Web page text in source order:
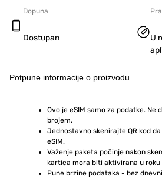
Dopuna
Dostupan
U
Potpune informacije o proizvodu
Ovo je eSIM samo za podatke. Ne
brojem.
Jednostavno skenirajte QR kod
eSIM.
Važenje paketa počinje nakon
kartica mora biti aktivirana u roku
Pune brzine podataka - bez